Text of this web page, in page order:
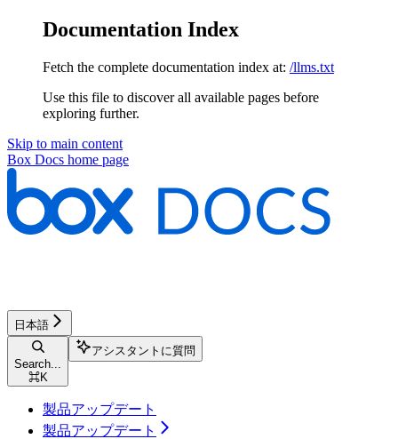
Documentation Index
Fetch the complete documentation index at: /llms.txt
Use this file to discover all available pages before
exploring further.
Skip to main content
Box Docs home page
日本語
Search...
⌘K
アシスタントに質問
製品アップデート
製品アップデート